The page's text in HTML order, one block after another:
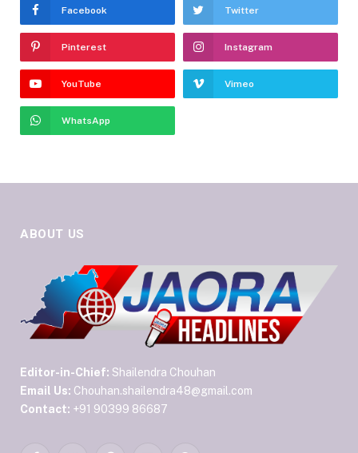
Facebook Twitter
Pinterest Instagram
YouTube Vimeo
WhatsApp
ABOUT US
Editor-in-Chief: Shailendra Chouhan
Email Us: Chouhan.shailendra48@gmail.com
Contact: +91 90399 86687